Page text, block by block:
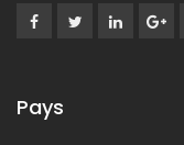
Pays